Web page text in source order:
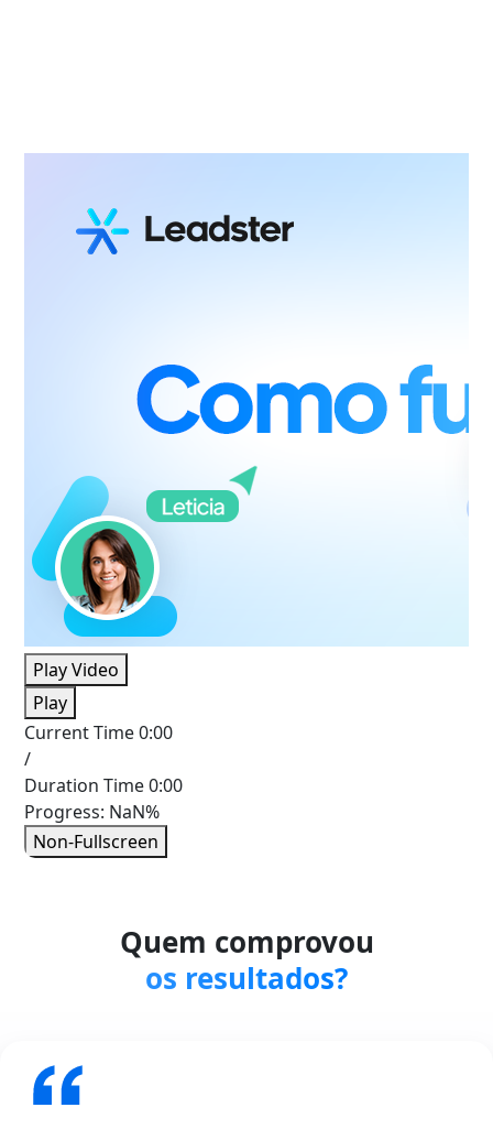
Play Video
Play
Current Time0:00
/
Duration Time0:00
Progress: NaN%
Non-Fullscreen
Quem comprovou
os resultados?